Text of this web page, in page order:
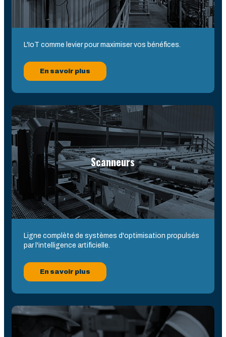
L'IoT comme levier pour maximiser vos bénéfices.
En savoir plus
Scanneurs
Ligne complète de systèmes d'optimisation propulsés
par l'intelligence artificielle.
En savoir plus